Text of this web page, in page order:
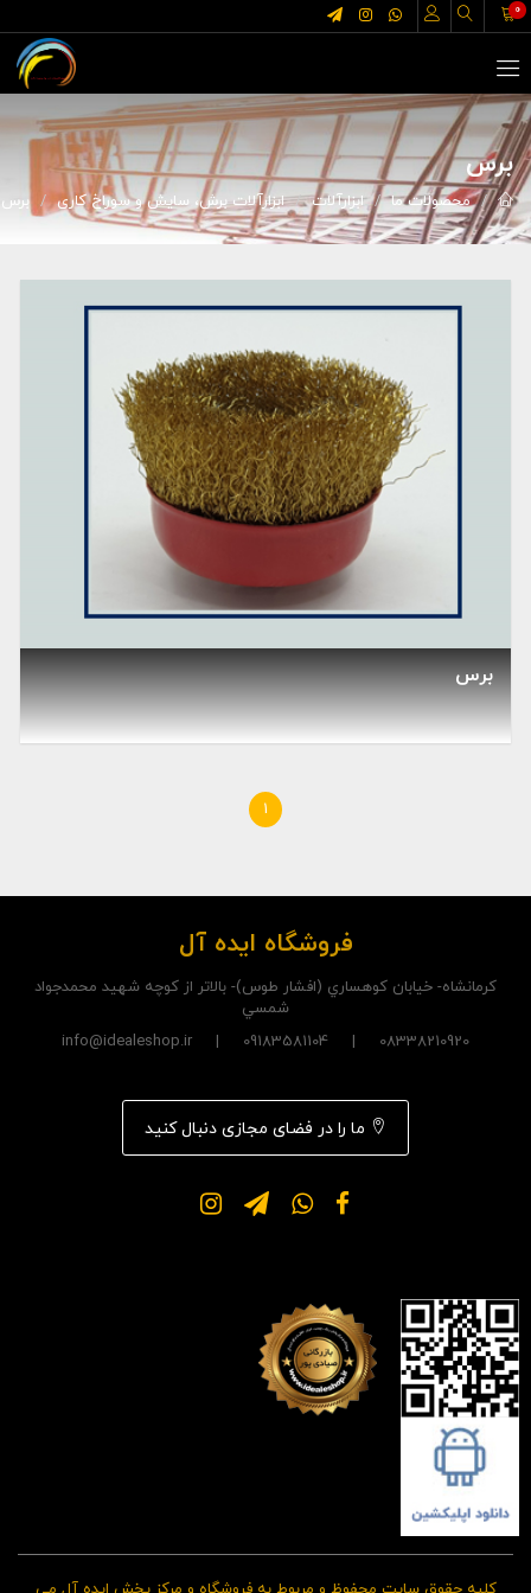
0
برس
محصولات ما ابزارآلات ابزارآلات برش، سایش و سوراخ کاری برس
برس
1
فروشگاه ایده آل
کرمانشاه- خيابان کوهساري (افشار طوس)- بالاتر از کوچه شهيد محمدجواد
شمسي
08338210920 | 09183581104 | info@idealeshop.ir
ما را در فضای مجازی دنبال کنید